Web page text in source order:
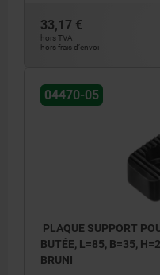
33,17 €
hors TVA
hors frais d’envoi
04470-05
PLAQUE SUPPORT
BUTÉE, L=85, B=35,
BRUNI